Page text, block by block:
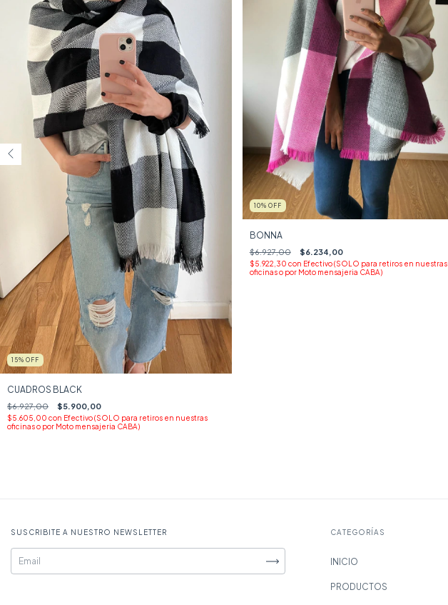
15% OFF
CUADROS BLACK
$6.927,00 $5.900,00
$5.605,00 con Efectivo (SOLO para retiros en nuestras
oficinas o por Moto mensajeria CABA)
10% OFF
BONNA
$6.927,00 $6.234,00
$5.922,30 con Efectivo (SOLO para retiros en nuestras
oficinas o por Moto mensajeria CABA)
SUSCRIBITE A NUESTRO NEWSLETTER CATEGORÍAS
INICIO
PRODUCTOS